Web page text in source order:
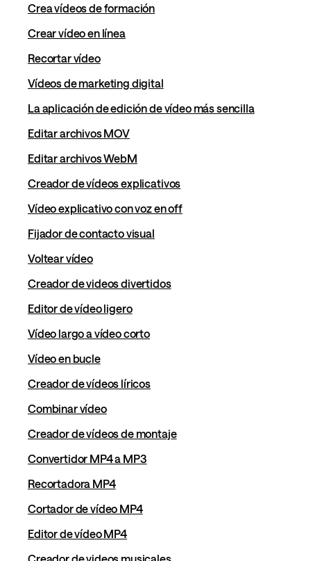
Crea vídeos de formación
Crear vídeo en línea
Recortar vídeo
Vídeos de marketing digital
La aplicación de edición de vídeo más sencilla
Editar archivos MOV
Editar archivos WebM
Creador de vídeos explicativos
Vídeo explicativo con voz en off
Fijador de contacto visual
Voltear vídeo
Creador de videos divertidos
Editor de vídeo ligero
Vídeo largo a vídeo corto
Vídeo en bucle
Creador de vídeos líricos
Combinar vídeo
Creador de vídeos de montaje
Convertidor MP4 a MP3
Recortadora MP4
Cortador de vídeo MP4
Editor de vídeo MP4